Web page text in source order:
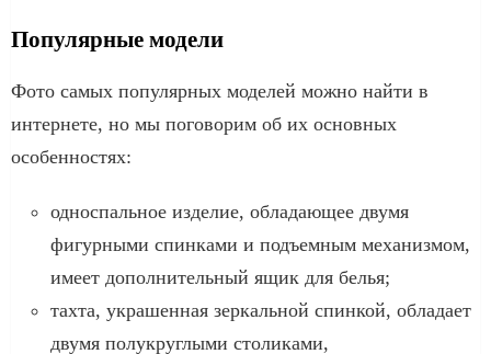
Популярные модели
Фото самых популярных моделей можно найти в
интернете, но мы поговорим об их основных
особенностях:
односпальное изделие, обладающее двумя
фигурными спинками и подъемным механизмом,
имеет дополнительный ящик для белья;
тахта, украшенная зеркальной спинкой, обладает
двумя полукруглыми столиками,